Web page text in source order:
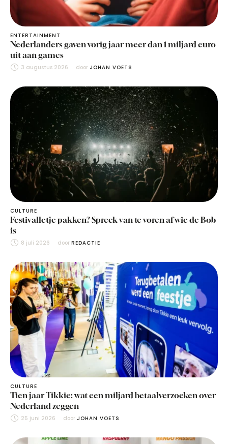
ENTERTAINMENT
Nederlanders gaven vorig jaar meer dan 1 miljard euro
uit aan games
3 augustus 2026 door JOHAN VOETS
CULTURE
Festivalletje pakken? Spreek van te voren af wie de Bob
is
8 juli 2026 door REDACTIE
CULTURE
Tien jaar Tikkie: wat een miljard betaalverzoeken over
Nederland zeggen
25 juni 2026 door JOHAN VOETS